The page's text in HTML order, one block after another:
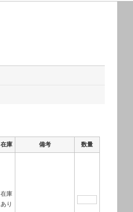
在庫 備考 数量
在庫
あり